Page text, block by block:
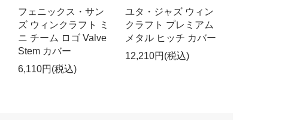
フェニックス・サン
ズ ウィンクラフト ミ
ニ チーム ロゴ Valve
Stem カバー
6,110円(税込)
ユタ・ジャズ ウィン
クラフト プレミアム
メタル ヒッチ カバー
12,210円(税込)